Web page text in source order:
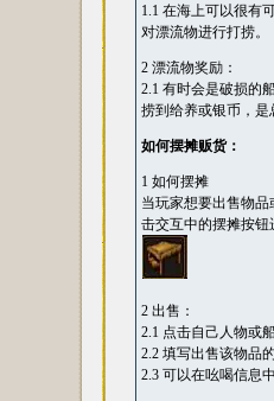
1.1 在海上可以很有
对漂流物进行打捞。
2 漂流物奖励：
2.1 有时会是破损的
捞到给养或银币，
如何摆摊贩货：
1 如何摆摊
当玩家想要出售物
击交互中的摆摊按
2 出售：
2.1 点击自己人物或
2.2 填写出售该物品
2.3 可以在吆喝信息